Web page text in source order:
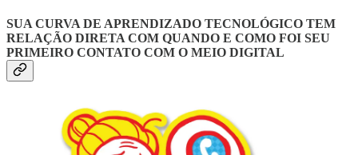
SUA CURVA DE APRENDIZADO TECNOLÓGICO TEM
RELAÇÃO DIRETA COM QUANDO E COMO FOI SEU
PRIMEIRO CONTATO COM O MEIO DIGITAL